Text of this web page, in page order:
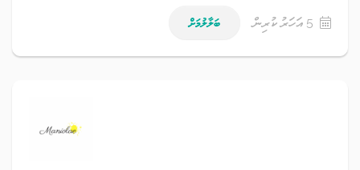
5 އަހަރު ކުރިން ބަލާލުމަށް